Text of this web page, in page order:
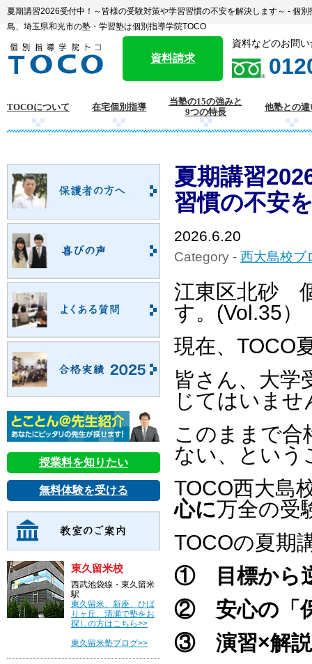
夏期講習2026受付中！～皆様の受験対策や学習習慣の不安を解決します～ - 個
島、埼玉県和光市の塾・学習塾は個別指導学院TOCO
資料請求
資料などのお問
TOCOについて 在宅個別指導
当塾の15の強みと
9つの特長
他塾との違
夏期講習
習慣の不安
2026.6.20
Category - 西大島校ブ
江東区北砂
す。(Vol.35）
現在、TOCO
皆さん、大学
じてはいませ
このままで合
ない、という
TOCO西大島
心に万全の受
TOCOの夏期
①目標から
②安心の「
③演習×解説
授業料を知りたい
無料体験を受ける
東久留米校
西武池袋線・東久留米
駅
東久留米、新座、ひば
りヶ丘、清瀬で塾をお
探しの方はこちら>>
東久留米塾ブログ>>